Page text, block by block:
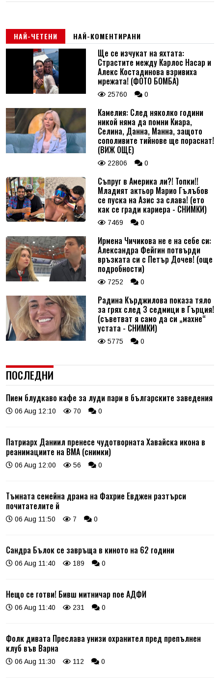
НАЙ-ЧЕТЕНИ НАЙ-КОМЕНТИРАНИ
Ще се изчукат на яхтата:
Страстите между Карлос Насар и
Алекс Костадинова взривиха
мрежата! (ФОТО БОМБА)
25760 0
Камелия: След няколко години
никой няма да помни Киара,
Селина, Данна, Манна, защото
сополивите тийнове ще пораснат!
(ВИЖ ОЩЕ)
22806 0
Съпруг в Америка ли?! Топки!!
Младият актьор Марио Гълъбов
се пуска на Азис за слава! (ето
как се гради кариера - СНИМКИ)
7469 0
Ирмена Чичикова не е на себе си:
Александра Фейгин потвърди
връзката си с Петър Дочев! (още
подробности)
7252 0
Радина Кърджилова показа тяло
за грях след 3 седмици в Гърция!
(съветват я само да си „махне“
устата - СНИМКИ)
5775 0
ПОСЛЕДНИ
Пием блудкаво кафе за луди пари в българските заведения
06 Aug 12:10 70 0
Патриарх Даниил пренесе чудотворната Хавайска икона в
реанимациите на ВМА (снимки)
06 Aug 12:00 56 0
Тъмната семейна драма на Фахрие Евджен разтърси
почитателите й
06 Aug 11:50 7 0
Сандра Бълок се завръща в киното на 62 години
06 Aug 11:40 189 0
Нещо се готви! Бивш митничар пое АДФИ
06 Aug 11:40 231 0
Фолк дивата Преслава унизи охранител пред препълнен
клуб във Варна
06 Aug 11:30 112 0